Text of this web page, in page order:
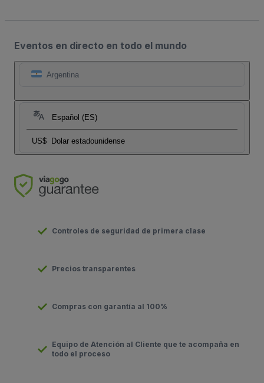
Eventos en directo en todo el mundo
Argentina
Español (ES)
US$ Dolar estadounidense
Controles de seguridad de primera clase
Precios transparentes
Compras con garantía al 100%
Equipo de Atención al Cliente que te acompaña en
todo el proceso